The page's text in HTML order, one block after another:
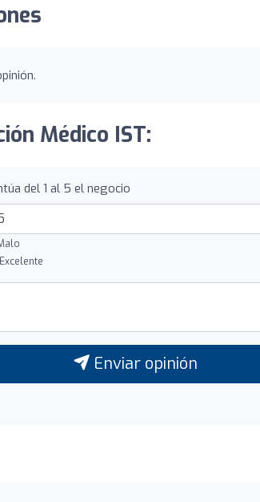
Médico IST:
del 1 al 5 el negocio
Enviar opinión